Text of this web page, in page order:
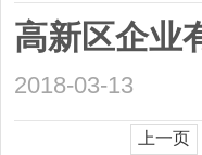
高新区企业
2018-03-13
上一页